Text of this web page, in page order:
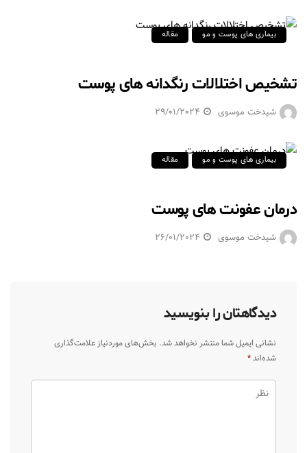
بیماری های پوست و مو مقاله
تشخیص اختلالات رنگدانه های پوست
شیدخت موسوی 29/01/2024
بیماری های پوست و مو مقاله
درمان عفونت های پوست
شیدخت موسوی 26/01/2024
دیدگاهتان را بنویسید
نشانی ایمیل شما منتشر نخواهد شد. بخش‌های موردنیاز علامت‌گذاری
شده‌اند*